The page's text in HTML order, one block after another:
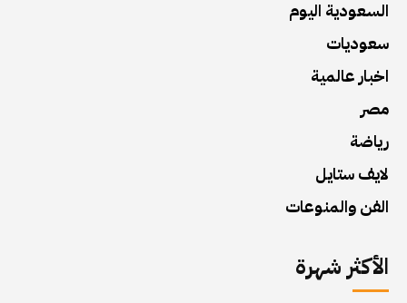
السعودية اليوم
سعوديات
اخبار عالمية
مصر
رياضة
لايف ستايل
الفن والمنوعات
الأكثر شهرة